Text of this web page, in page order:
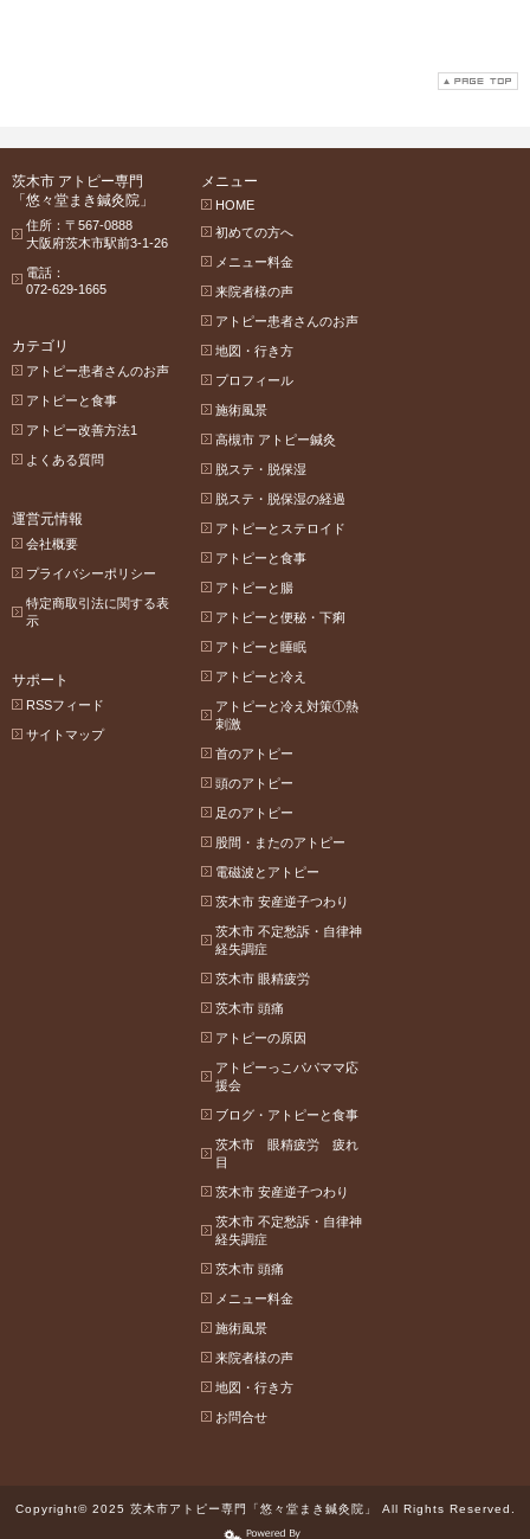
茨木市 アトピー専門
「悠々堂まき鍼灸院」
住所：〒567-0888
大阪府茨木市駅前3-1-26
電話：
072-629-1665
メニュー
HOME
初めての方へ
メニュー料金
来院者様の声
アトピー患者さんのお声
地図・行き方
プロフィール
施術風景
高槻市 アトピー鍼灸
脱ステ・脱保湿
脱ステ・脱保湿の経過
アトピーとステロイド
アトピーと食事
アトピーと腸
アトピーと便秘・下痢
アトピーと睡眠
アトピーと冷え
アトピーと冷え対策①熱
刺激
首のアトピー
頭のアトピー
足のアトピー
股間・またのアトピー
電磁波とアトピー
茨木市 安産逆子つわり
茨木市 不定愁訴・自律神
経失調症
茨木市 眼精疲労
茨木市 頭痛
アトピーの原因
アトピーっこパパママ応
援会
ブログ・アトピーと食事
茨木市 眼精疲労 疲れ
目
茨木市 安産逆子つわり
茨木市 不定愁訴・自律神
経失調症
茨木市 頭痛
メニュー料金
施術風景
来院者様の声
地図・行き方
お問合せ
カテゴリ
アトピー患者さんのお声
アトピーと食事
アトピー改善方法1
よくある質問
運営元情報
会社概要
プライバシーポリシー
特定商取引法に関する表
示
サポート
RSSフィード
サイトマップ
Copyright© 2025 茨木市アトピー専門「悠々堂まき鍼灸院」 All Rights Reserved.